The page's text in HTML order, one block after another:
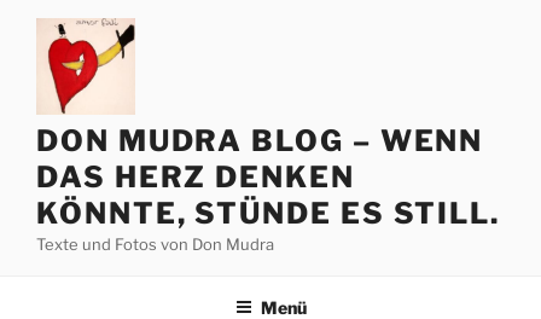
Zum
springen
DON MUDRA BLOG – WENN
DAS HERZ DENKEN
KÖNNTE, STÜNDE ES STILL.
Texte und Fotos von Don Mudra
Menü